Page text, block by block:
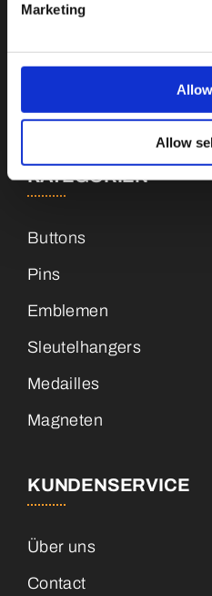
Marketing
Allow
Niederlande
+31 (0)34 8407 089
KATEGORIEN
Buttons
Pins
Emblemen
Sleutelhangers
Medailles
Magneten
KUNDENSERVICE
Über uns
Contact